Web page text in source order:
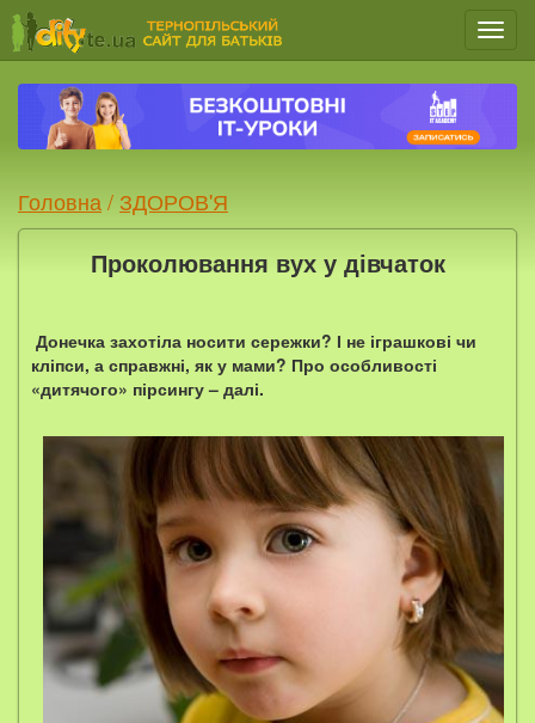
Меню
Головна / ЗДОРОВ'Я
Проколювання вух у дівчаток
Донечка захотіла носити сережки? І не іграшкові чи
кліпси, а справжні, як у мами? Про особливості
«дитячого» пірсингу – далі.